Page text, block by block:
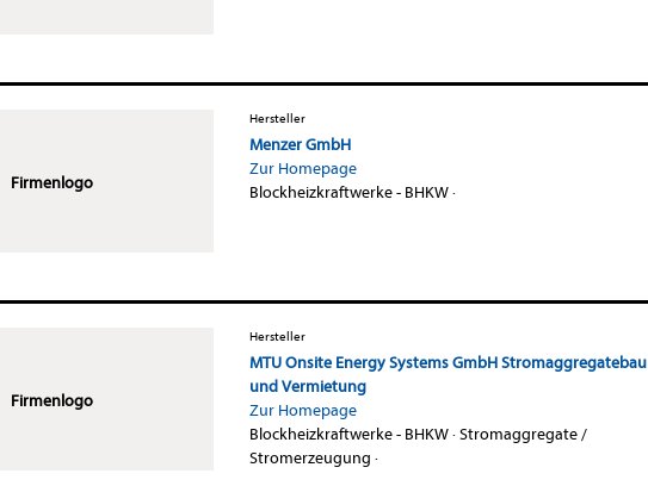
Firmenlogo
Hersteller
Menzer GmbH
Zur Homepage
Blockheizkraftwerke - BHKW·
Firmenlogo
Hersteller
MTU Onsite Energy Systems GmbH Stromaggregatebau
und Vermietung
Zur Homepage
Blockheizkraftwerke - BHKW·Stromaggregate /
Stromerzeugung ·